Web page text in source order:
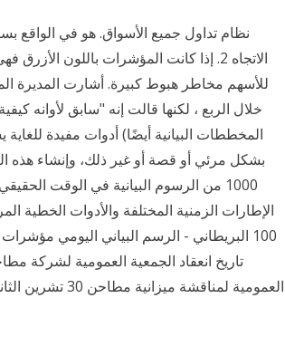
الاتجاه 2. إذا كانت المؤشرات باللون
للأسهم مخاطر هبوط كبيرة. أشارت المديرة
خلال الربع ، لكنها قالت إنه "سابق لأوانه
المخططات البيانية أيضًا) أدوات مفيدة
بشكل مرئي أو قصة أو غير ذلك، وإنشاء هذه
الإطارات الزمنية المختلفة والأدوات
100 البريطاني - الرسم البياني اليومي